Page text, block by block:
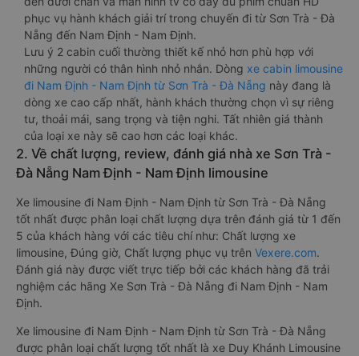
phục vụ hành khách giải trí trong chuyến đi từ Sơn Trà - Đà
Nẵng đến Nam Định - Nam Định.
Lưu ý 2 cabin cuối thường thiết kế nhỏ hơn phù hợp với
những người có thân hình nhỏ nhắn. Dòng xe cabin limousine
đi Nam Định - Nam Định từ Sơn Trà - Đà Nẵng này đang là
dòng xe cao cấp nhất, hành khách thường chọn vì sự riêng
tư, thoải mái, sang trọng và tiện nghi. Tất nhiên giá thành
của loại xe này sẽ cao hơn các loại khác.
2. Về chất lượng, review, đánh giá nhà xe Sơn Trà -
Đà Nẵng Nam Định - Nam Định limousine
Xe limousine đi Nam Định - Nam Định từ Sơn Trà - Đà Nẵng
tốt nhất được phân loại chất lượng dựa trên đánh giá từ 1 đến
5 của khách hàng với các tiêu chí như: Chất lượng xe
limousine, Đúng giờ, Chất lượng phục vụ trên Vexere.com.
Đánh giá này được viết trực tiếp bởi các khách hàng đã trải
nghiệm các hãng Xe Sơn Trà - Đà Nẵng đi Nam Định - Nam
Định.
Xe limousine đi Nam Định - Nam Định từ Sơn Trà - Đà Nẵng
được phân loại chất lượng tốt nhất là xe Duy Khánh Limousine